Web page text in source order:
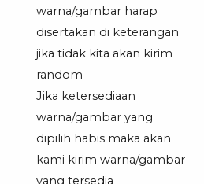
warna/gambar harap
disertakan di keterangan
jika tidak kita akan kirim
random
Jika ketersediaan
warna/gambar yang
dipilih habis maka akan
kami kirim warna/gambar
yang tersedia